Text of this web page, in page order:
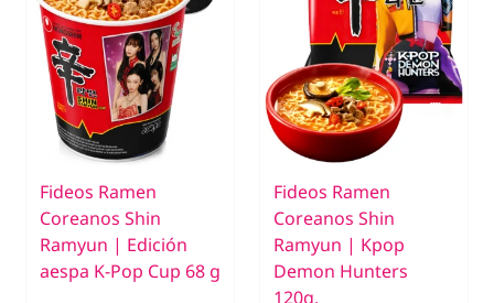
Fideos Ramen
Coreanos Shin
Ramyun | Edición
aespa K-Pop Cup 68 g
Fideos Ramen
Coreanos Shin
Ramyun | Kpop
Demon Hunters
120g.